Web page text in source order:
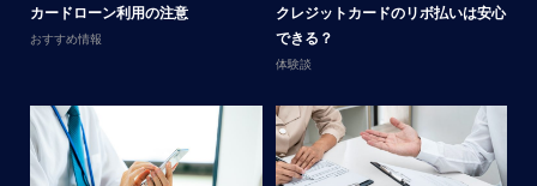
カードローン利用の注意
おすすめ情報
クレジットカードのリボ払いは安心
できる？
体験談